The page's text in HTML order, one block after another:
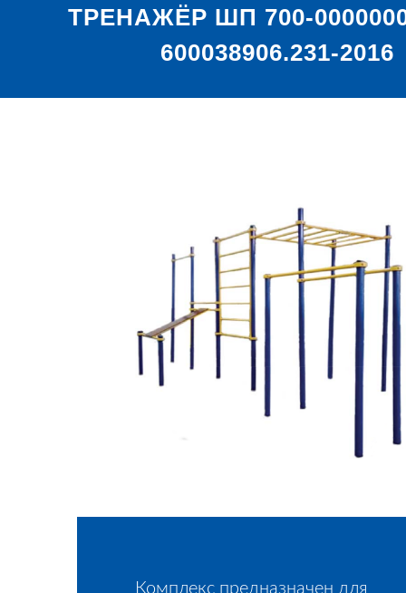
ТРЕНАЖЁР ШП 700-
600038906.231-2016
Комплекс предназначен для